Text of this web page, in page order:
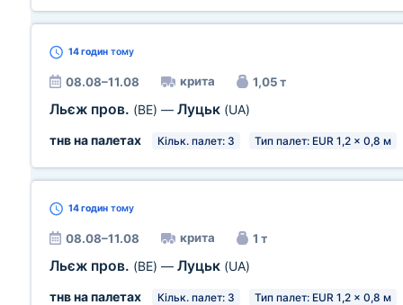
14 годин тому
08.08–11.08 крита 1,05 т
Льєж пров. (BE) — Луцьк (UA)
тнв на палетах
Кільк. палет: 3 Тип палет: EUR 1,2 x 0,8 м
14 годин тому
08.08–11.08 крита 1 т
Льєж пров. (BE) — Луцьк (UA)
тнв на палетах
Кільк. палет: 3 Тип палет: EUR 1,2 x 0,8 м